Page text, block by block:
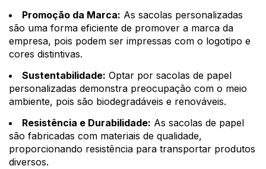
Promoção da Marca: As sacolas personalizadas
são uma forma eficiente de promover a marca da
empresa, pois podem ser impressas com o logotipo e
cores distintivas.
Sustentabilidade: Optar por sacolas de papel
personalizadas demonstra preocupação com o meio
ambiente, pois são biodegradáveis e renováveis.
Resistência e Durabilidade: As sacolas de papel
são fabricadas com materiais de qualidade,
proporcionando resistência para transportar produtos
diversos.